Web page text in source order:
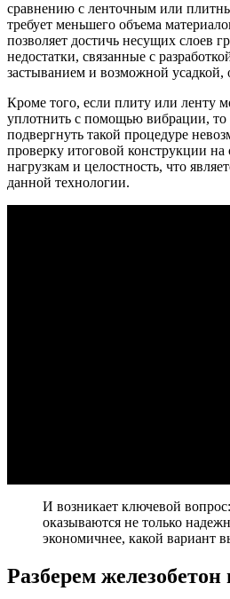
сравнению с ленточным или
требует меньшего объема
позволяет достичь несущих слоев
недостатки, связанные с
застыванием и возможной усадкой,
Кроме того, если плиту или ленту
уплотнить с помощью вибрации, то
подвергнуть такой процедуре
проверку итоговой конструкции на
нагрузкам и целостность, что
данной технологии.
И возникает ключевой
оказываются не только
экономичнее, какой вариант
Разберем железобетон